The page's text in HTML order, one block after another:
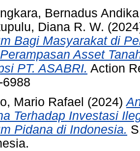
Bernadus Andika
Diana R. W.
Bagi Masyarakat di
Asset
PT. ASABRI. Action
6988
Mario Rafael (2024)
Terhadap Investasi
Pidana di Indonesia.